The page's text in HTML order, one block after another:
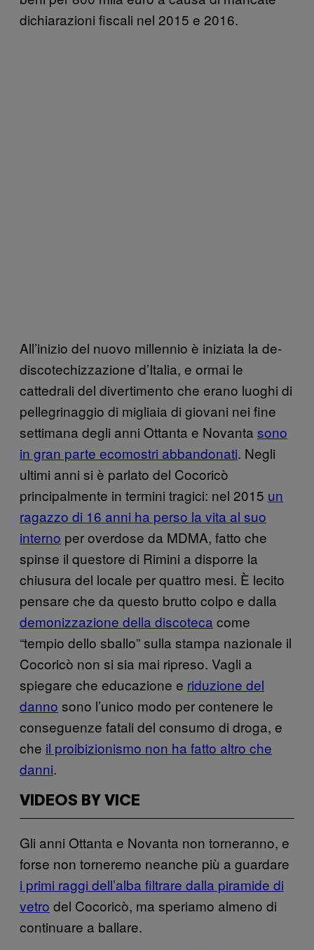
dichiarazioni fiscali nel 2015 e 2016.
All’inizio del nuovo millennio è iniziata la de-
discotechizzazione d’Italia, e ormai le
cattedrali del divertimento che erano luoghi di
pellegrinaggio di migliaia di giovani nei fine
settimana degli anni Ottanta e Novanta sono
in gran parte ecomostri abbandonati. Negli
ultimi anni si è parlato del Cocoricò
principalmente in termini tragici: nel 2015 un
ragazzo di 16 anni ha perso la vita al suo
interno per overdose da MDMA, fatto che
spinse il questore di Rimini a disporre la
chiusura del locale per quattro mesi. È lecito
pensare che da questo brutto colpo e dalla
demonizzazione della discoteca come
“tempio dello sballo” sulla stampa nazionale il
Cocoricò non si sia mai ripreso. Vagli a
spiegare che educazione e riduzione del
danno sono l’unico modo per contenere le
conseguenze fatali del consumo di droga, e
che il proibizionismo non ha fatto altro che
danni.
VIDEOS BY VICE
Gli anni Ottanta e Novanta non torneranno, e
forse non torneremo neanche più a guardare
i primi raggi dell’alba filtrare dalla piramide di
vetro del Cocoricò, ma speriamo almeno di
continuare a ballare.